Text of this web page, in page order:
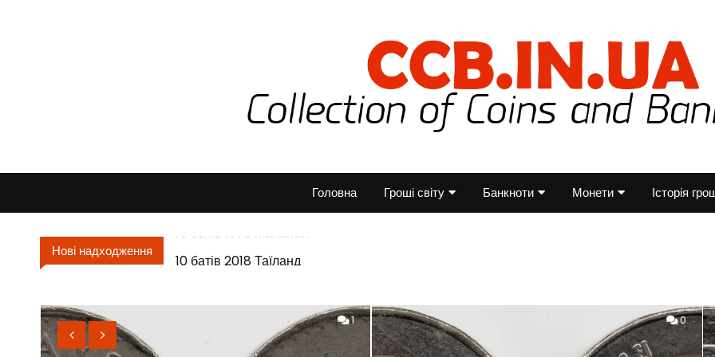
Головна Гроші світу Банкноти Монети Історія
Нові надходження
1 0